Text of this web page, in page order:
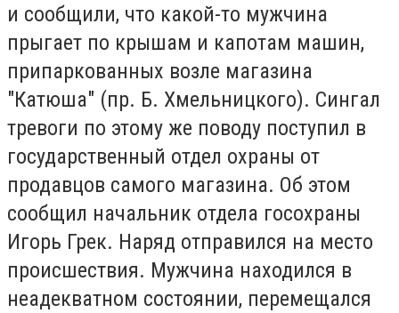
и сообщили, что какой-то мужчина
прыгает по крышам и капотам машин,
припаркованных возле магазина
"Катюша" (пр. Б. Хмельницкого). Сингал
тревоги по этому же поводу поступил в
государственный отдел охраны от
продавцов самого магазина. Об этом
сообщил начальник отдела госохраны
Игорь Грек. Наряд отправился на место
происшествия. Мужчина находился в
неадекватном состоянии, перемещался